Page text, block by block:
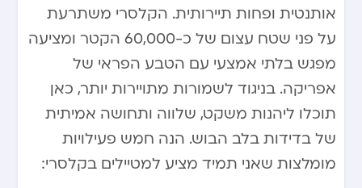
אותנטית ופחות תיירותית. הקלסרי משתרעת
על פני שטח עצום של כ-60,000 הקטר ומציעה
מפגש בלתי אמצעי עם הטבע הפראי של
אפריקה. בניגוד לשמורות מתויירות יותר, כאן
תוכלו ליהנות משקט, שלווה ותחושה אמיתית
של בדידות בלב הבוש. הנה חמש פעילויות
מומלצות שאני תמיד מציע למטיילים בקלסרי: